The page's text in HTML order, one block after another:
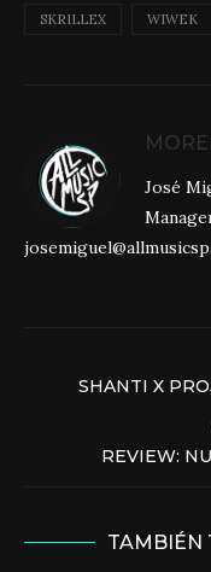
SKRILLEX WIWEK
José
SHANTI X
REVIEW:
TAMBIÉN